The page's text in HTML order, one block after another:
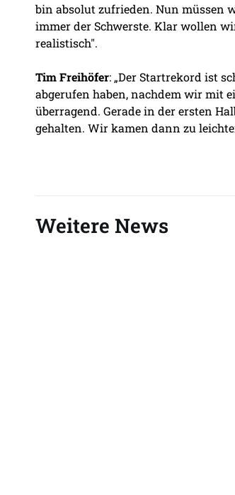
bin absolut zufrieden. Nun müssen
immer der Schwerste. Klar wollen
realistisch".
Tim Freihöfer: „Der Startrekord ist
abgerufen haben, nachdem wir mit
überragend. Gerade in der ersten
gehalten. Wir kamen dann zu
Weitere News